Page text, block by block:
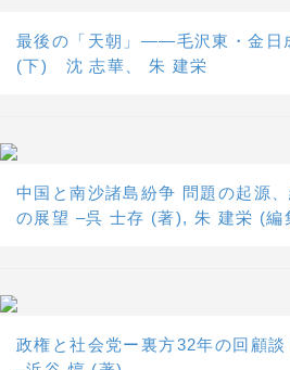
最後の「天朝」――毛沢東・金日
(下) 沈 志華、 朱 建栄
中国と南沙諸島紛争 問題の起源
の展望 –呉 士存 (著), 朱 建栄 (編
政権と社会党ー裏方32年の回顧